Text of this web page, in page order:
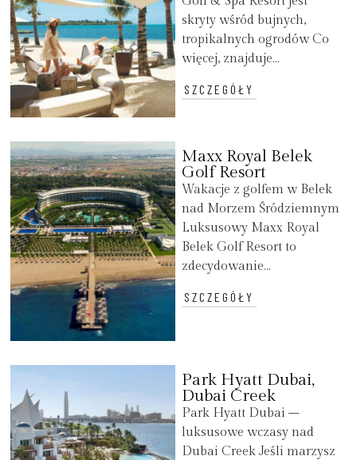
skryty wśród bujnych,
tropikalnych ogrodów Co
więcej, znajduje...
SZCZEGÓŁY
Maxx Royal Belek
Golf Resort
Wakacje z golfem w Belek
nad Morzem Śródziemnym
Luksusowy Maxx Royal
Belek Golf Resort to
zdecydowanie...
SZCZEGÓŁY
Park Hyatt Dubai,
Dubai Creek
Park Hyatt Dubai –
luksusowe wczasy nad
Dubai Creek Jeśli marzysz